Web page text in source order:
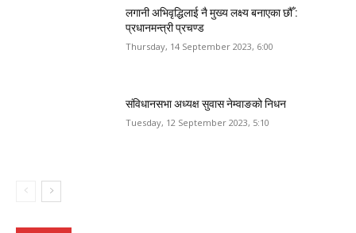
लगानी अभिवृद्धिलाई नै मुख्य लक्ष्य बनाएका छौँ :
प्रधानमन्त्री प्रचण्ड
Thursday, 14 September 2023, 6:00
संविधानसभा अध्यक्ष सुवास नेम्वाङको निधन
Tuesday, 12 September 2023, 5:10